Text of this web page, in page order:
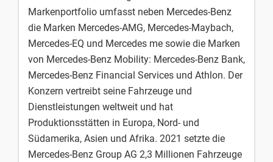
Markenportfolio umfasst neben Mercedes-Benz
die Marken Mercedes-AMG, Mercedes-Maybach,
Mercedes-EQ und Mercedes me sowie die Marken
von Mercedes-Benz Mobility: Mercedes-Benz Bank,
Mercedes-Benz Financial Services und Athlon. Der
Konzern vertreibt seine Fahrzeuge und
Dienstleistungen weltweit und hat
Produktionsstätten in Europa, Nord- und
Südamerika, Asien und Afrika. 2021 setzte die
Mercedes-Benz Group AG 2,3 Millionen Fahrzeuge